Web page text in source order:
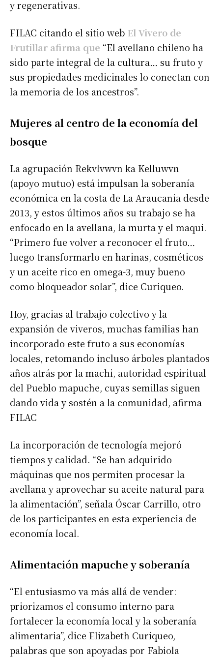
y regenerativas.
FILAC citando el sitio web El Vivero de
Frutillar afirma que “El avellano chileno ha
sido parte integral de la cultura… su fruto y
sus propiedades medicinales lo conectan con
la memoria de los ancestros”.
Mujeres al centro de la economía del
bosque
La agrupación Rekvlvwvn ka Kelluwvn
(apoyo mutuo) está impulsan la soberanía
económica en la costa de La Araucania desde
2013, y estos últimos años su trabajo se ha
enfocado en la avellana, la murta y el maqui.
“Primero fue volver a reconocer el fruto…
luego transformarlo en harinas, cosméticos
y un aceite rico en omega-3, muy bueno
como bloqueador solar”, dice Curiqueo.
Hoy, gracias al trabajo colectivo y la
expansión de viveros, muchas familias han
incorporado este fruto a sus economías
locales, retomando incluso árboles plantados
años atrás por la machi, autoridad espiritual
del Pueblo mapuche, cuyas semillas siguen
dando vida y sostén a la comunidad, afirma
FILAC
La incorporación de tecnología mejoró
tiempos y calidad. “Se han adquirido
máquinas que nos permiten procesar la
avellana y aprovechar su aceite natural para
la alimentación”, señala Óscar Carrillo, otro
de los participantes en esta experiencia de
economía local.
Alimentación mapuche y soberanía
“El entusiasmo va más allá de vender:
priorizamos el consumo interno para
fortalecer la economía local y la soberanía
alimentaria”, dice Elizabeth Curiqueo,
palabras que son apoyadas por Fabiola